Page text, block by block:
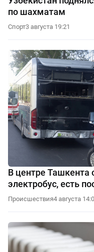
по шахматам
Спорт3 августа 19:21
В центре Ташкента
электробус, есть
Происшествия4 августа